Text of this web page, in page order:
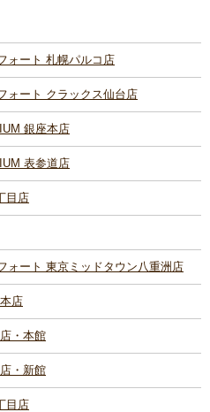
ォート 札幌パルコ店
ォート クラックス仙台店
銀座本店
表参道店
目店
ォート 東京ミッドタウン八重洲店
店
・本館
・新館
目店